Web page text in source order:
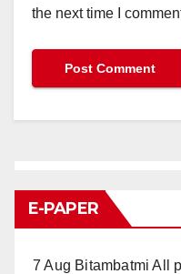
the next time I
E-PAPER
7 Aug Bitambatmi All